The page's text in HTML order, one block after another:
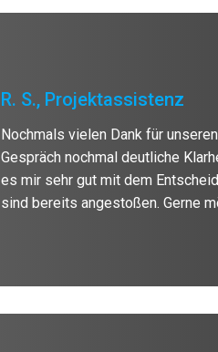
R. S., Projektassistenz
Nochmals vielen Dank für
Gespräch nochmal deutliche
es mir sehr gut mit dem
sind bereits angestoßen. Gerne